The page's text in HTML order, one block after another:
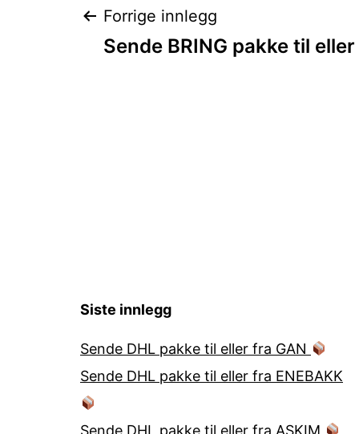
Forrige innlegg
Sende BRING pakke til
Siste innlegg
Sende DHL pakke til eller fra GAN
Sende DHL pakke til eller fra ENEBAKK
Sende DHL pakke til eller fra ASKIM